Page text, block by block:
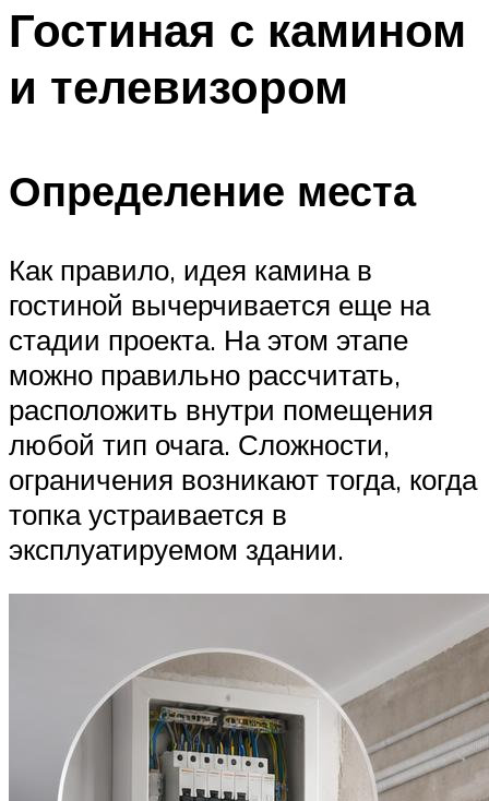
Гостиная с камином
и телевизором
Определение места
Как правило, идея камина в
гостиной вычерчивается еще на
стадии проекта. На этом этапе
можно правильно рассчитать,
расположить внутри помещения
любой тип очага. Сложности,
ограничения возникают тогда, когда
топка устраивается в
эксплуатируемом здании.